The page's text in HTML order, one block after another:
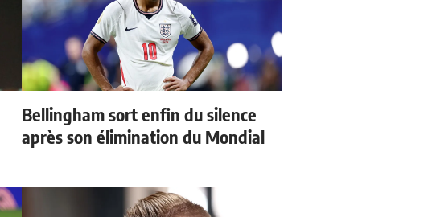
Bellingham sort enfin du silence
après son élimination du Mondial